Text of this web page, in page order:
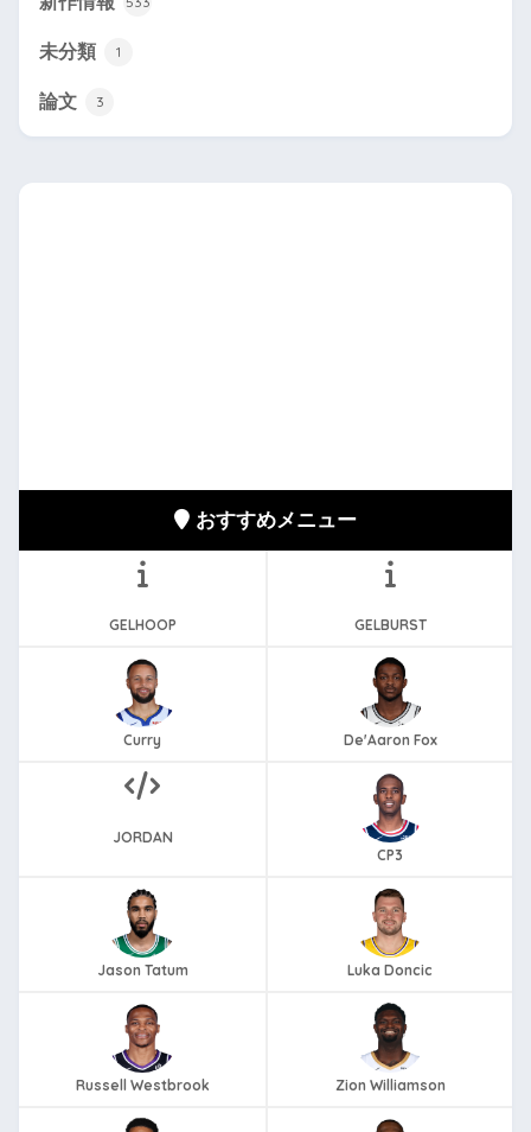
未分類 1
論文 3
おすすめメニュー
GELHOOP GELBURST
Curry De'Aaron Fox
JORDAN
CP3
Jason Tatum Luka Doncic
Russell Westbrook Zion Williamson